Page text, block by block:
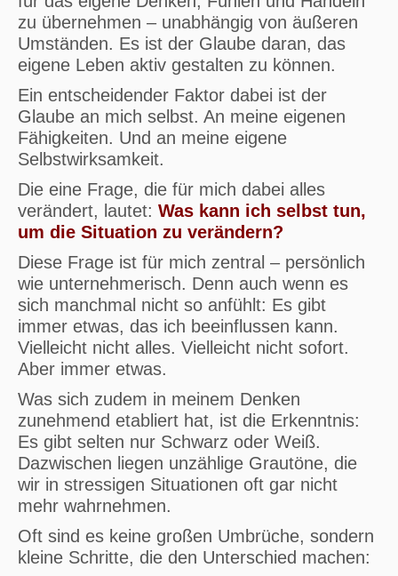
zu übernehmen – unabhängig von äußeren
Umständen. Es ist der Glaube daran, das
eigene Leben aktiv gestalten zu können.
Ein entscheidender Faktor dabei ist der
Glaube an mich selbst. An meine eigenen
Fähigkeiten. Und an meine eigene
Selbstwirksamkeit.
Die eine Frage, die für mich dabei alles
verändert, lautet: Was kann ich selbst tun,
um die Situation zu verändern?
Diese Frage ist für mich zentral – persönlich
wie unternehmerisch. Denn auch wenn es
sich manchmal nicht so anfühlt: Es gibt
immer etwas, das ich beeinflussen kann.
Vielleicht nicht alles. Vielleicht nicht sofort.
Aber immer etwas.
Was sich zudem in meinem Denken
zunehmend etabliert hat, ist die Erkenntnis:
Es gibt selten nur Schwarz oder Weiß.
Dazwischen liegen unzählige Grautöne, die
wir in stressigen Situationen oft gar nicht
mehr wahrnehmen.
Oft sind es keine großen Umbrüche, sondern
kleine Schritte, die den Unterschied machen: